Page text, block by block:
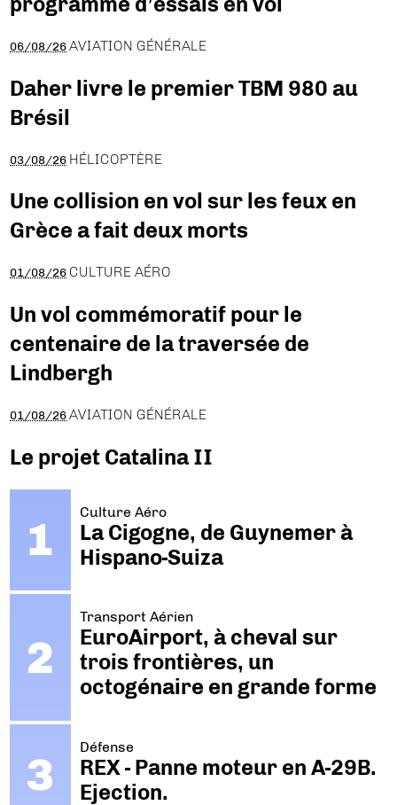
06/08/26 AVIATION GÉNÉRALE
Daher livre le premier TBM 980 au
Brésil
03/08/26 HÉLICOPTÈRE
Une collision en vol sur les feux en
Grèce a fait deux morts
01/08/26 CULTURE AÉRO
Un vol commémoratif pour le
centenaire de la traversée de
Lindbergh
01/08/26 AVIATION GÉNÉRALE
Le projet Catalina II
Culture Aéro
La Cigogne, de Guynemer à
Hispano-Suiza
Transport Aérien
EuroAirport, à cheval sur
trois frontières, un
octogénaire en grande forme
Défense
REX - Panne moteur en A-29B.
Ejection.